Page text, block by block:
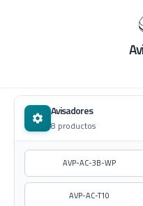
Avisadores
8 productos
AVP-AC-3B-WP
AVP-AC-T10